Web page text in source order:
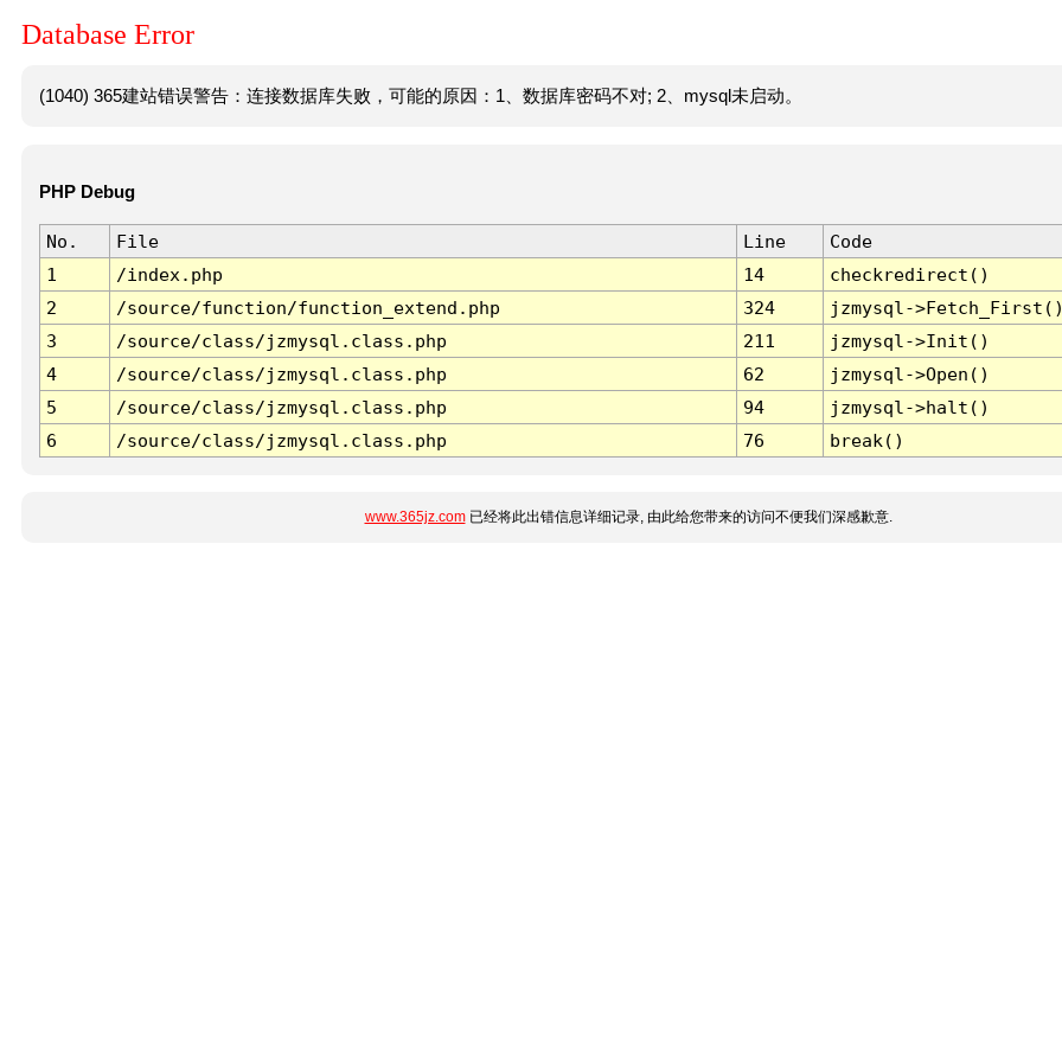
Database Error
(1040) 365建站错误警告：连接数据库失败，可能的原因：1、数据库密码不对; 2、mysql未启动。
PHP Debug
No. File Line
Code
1
/index.php 14
checkredirect()
2
/source/function/function_extend.php 324
jzmysql-
3
/source/class/jzmysql.class.php 211
jzmysql->Init()
4
/source/class/jzmysql.class.php 62
jzmysql->Open()
5
/source/class/jzmysql.class.php 94
jzmysql->halt()
6
/source/class/jzmysql.class.php 76 break()
www.365jz.com已经将此出错信息详细记录, 由此给您带来的访问不便我们深感歉意.